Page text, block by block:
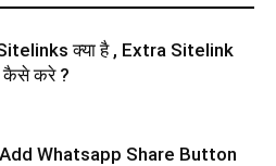
क्या है , Extra Sitelink
कैसे करे ?
Whatsapp Share Button